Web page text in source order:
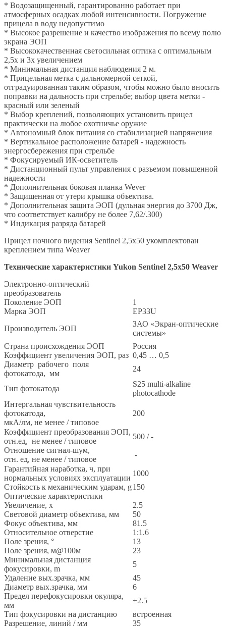
* Водозащищенный, гарантированно работает при
атмосферных осадках любой интенсивности. Погружение
прицела в воду недопустимо
* Высокое разрешение и качество изображения по всему полю
экрана ЭОП
* Высококачественная светосильная оптика с оптимальным
2,5х и 3х увеличением
* Минимальная дистанция наблюдения 2 м.
* Прицельная метка с дальномерной сеткой,
отградуированная таким образом, чтобы можно было вносить
поправки на дальность при стрельбе; выбор цвета метки -
красный или зеленый
* Выбор креплений, позволяющих установить прицел
практически на любое охотничье оружие
* Автономный блок питания со стабилизацией напряжения
* Вертикальное расположение батарей - надежность
энергосбережения при стрельбе
* Фокусируемый ИК-осветитель
* Дистанционный пульт управления с разъемом повышенной
надежности
* Дополнительная боковая планка Wever
* Защищенная от утери крышка объектива.
* Дополнительная защита ЭОП (дульная энергия до 3700 Дж,
что соответствует калибру не более 7,62/.300)
* Индикация разряда батарей
Прицел ночного видения Sentinel 2,5х50 укомплектован
креплением типа Weaver
Технические характеристики Yukon Sentinel 2,5x50 Weaver
Электронно-оптический
преобразователь
Поколение ЭОП
1
Марка ЭОП
EP33U
Производитель ЭОП
ЗАО «Экран-оптические
системы»
Страна происхождения ЭОП
Россия
Коэффициент увеличения ЭОП, раз 0,45 … 0,5
Диаметр рабочего поля
фотокатода, мм
24
Тип фотокатода
S25 multi-alkaline
photocathode
Интергальная чувствительность
фотокатода,
мкА/лм, не менее / типовое
200
Коэффициент преобразования ЭОП,
отн.ед, не менее / типовое
500 / -
Отношение сигнал-шум,
отн. ед, не менее / типовое
-
Гарантийная наработка, ч, при
нормальных условиях эксплуатации
1000
Стойкость к механическим ударам, g150
Оптические характеристики
Увеличение, x
2.5
Световой диаметр объектива, мм
50
Фокус объектива, мм
81.5
Относительное отверстие
1:1.6
Поле зрения, °
13
Поле зрения, м@100м
23
Минимальная дистанция
фокусировки, m
5
Удаление вых.зрачка, мм
45
Диаметр вых.зрачка, мм
6
Предел перефокусировки окуляра,
мм
±2.5
Тип фокусировки на дистанцию
встроенная
Разрешение, линий / мм
35